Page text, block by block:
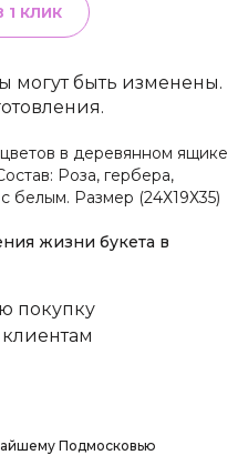
1 КЛИК
могут быть изменены.
в деревянном ящике
Роза, гербера,
белым. Размер (24Х19Х35)
жизни букета в
покупку
Подмосковью